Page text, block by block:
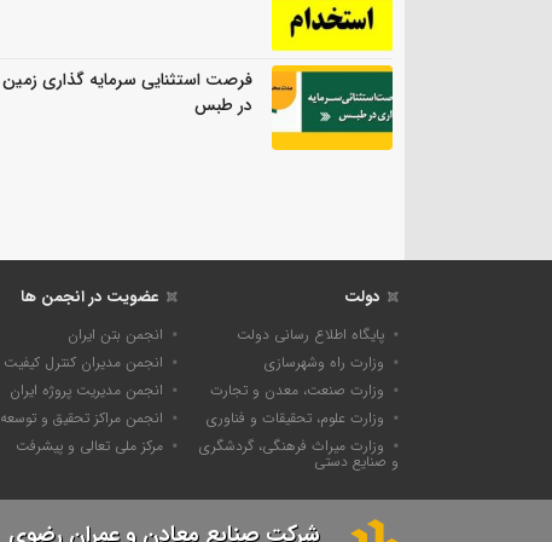
فرصت استثنایی سرمایه گذاری زمین
در طبس
دولت
پایگاه اطلاع رسانی دولت
وزارت راه وشهرسازی
وزارت صنعت، معدن و تجارت
وزارت علوم، تحقیقات و فناوری
وزارت میراث فرهنگی، گردشگری
و صنایع دستی
عضویت در انجمن ها
انجمن بتن ایران
انجمن مدیران کنترل کیفیت
انجمن مدیریت پروژه ایران
انجمن مراکز تحقیق و توسعه
مرکز ملی تعالی و پیشرفت
شرکت صنایع معادن و عمران رضوی